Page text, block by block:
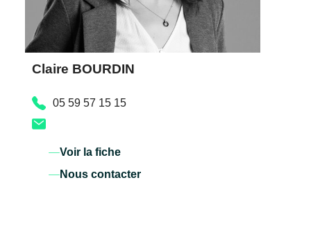
Claire BOURDIN
05 59 57 15 15
Voir la fiche
Nous contacter